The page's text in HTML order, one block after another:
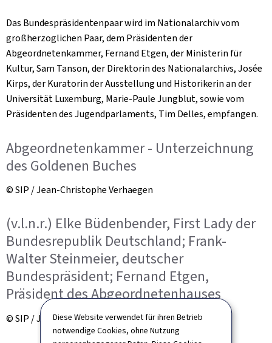
Diese Website verwendet für ihren Betrieb
notwendige Cookies, ohne Nutzung
Das Bundespräsidentenpaar wird im Nationalarchiv vom
großherzoglichen Paar, dem Präsidenten der
Abgeordnetenkammer, Fernand Etgen, der Ministerin für
Kultur, Sam Tanson, der Direktorin des Nationalarchivs, Josée
Kirps, der Kuratorin der Ausstellung und Historikerin an der
Universität Luxemburg, Marie-Paule Jungblut, sowie vom
Präsidenten des Jugendparlaments, Tim Delles, empfangen.
Abgeordnetenkammer - Unterzeichnung
des Goldenen Buches
© SIP / Jean-Christophe Verhaegen
(v.l.n.r.) Elke Büdenbender, First Lady der
Bundesrepublik Deutschland; Frank-
Walter Steinmeier, deutscher
Bundespräsident; Fernand Etgen,
Präsident des Abgeordnetenhauses
© SIP / Jean-Christophe Verhaegen